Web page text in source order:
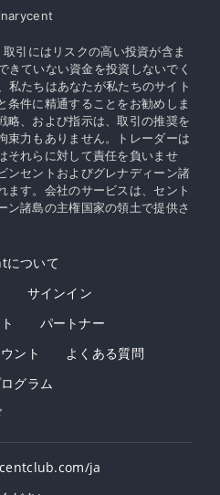
取引にはリスクの高い投資が含ま
きていない資金を投資しないでく
私たちはあなたが私たちのサイト
条件に精通することをお勧めしま
略、および指示は、取引の推奨を
束力もありません。トレーダーは
それらに対して責任を負いませ
ンセントおよびグレナディーン諸
ます。会社のサービスは、セント
ン諸島の主権国家の領土で提供さ
について
サインイン
パートナー
ント
よくある質問
グラム
ja